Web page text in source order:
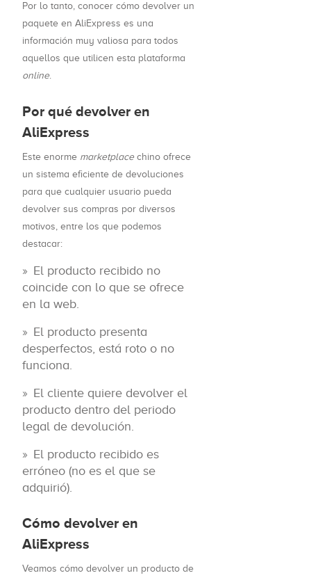
Por lo tanto, conocer cómo devolver un
paquete en AliExpress es una
información muy valiosa para todos
aquellos que utilicen esta plataforma
online.
Por qué devolver en
AliExpress
Este enorme marketplacechino ofrece
un sistema eficiente de devoluciones
para que cualquier usuario pueda
devolver sus compras por diversos
motivos, entre los que podemos
destacar:
El producto recibido no
coincide con lo que se ofrece
en la web.
El producto presenta
desperfectos, está roto o no
funciona.
El cliente quiere devolver el
producto dentro del periodo
legal de devolución.
El producto recibido es
erróneo (no es el que se
adquirió).
Cómo devolver en
AliExpress
Veamos cómo devolver un producto de